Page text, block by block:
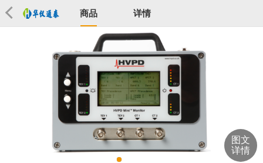
商品 详情
图文
详情